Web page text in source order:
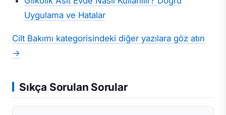
Uygulama ve Hatalar
Cilt Bakımı kategorisindeki diğer yazılara göz atın
→
Sıkça Sorulan Sorular